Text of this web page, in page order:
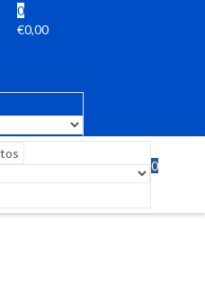
0
€0,00
0